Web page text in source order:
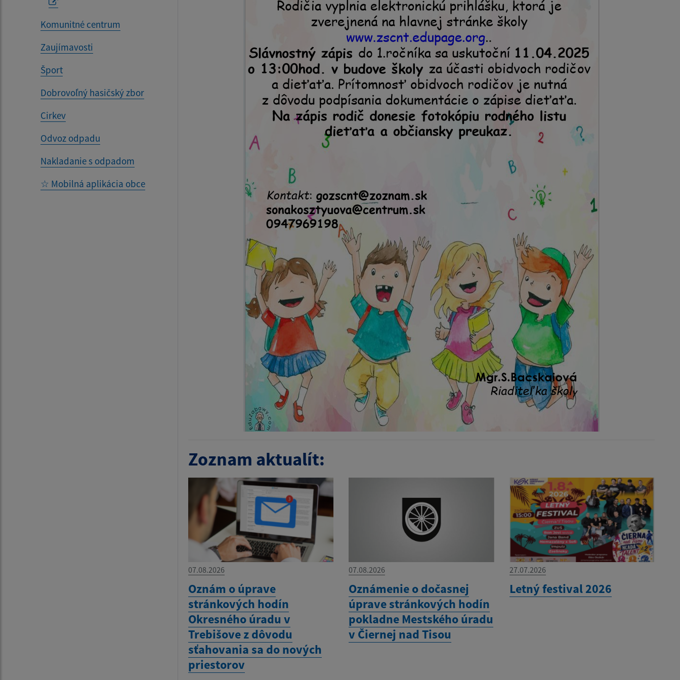
Komunitné centrum
Zaujímavosti
Šport
Dobrovoľný hasičský zbor
Cirkev
Odvoz odpadu
Nakladanie s odpadom
☆ Mobilná aplikácia obce
Zoznam aktualít:
07.08.2026
Oznám o úprave
stránkových hodín
Okresného úradu v
Trebišove z dôvodu
sťahovania sa do nových
priestorov
07.08.2026
Oznámenie o dočasnej
úprave stránkových hodín
pokladne Mestského úradu
v Čiernej nad Tisou
27.07.2026
Letný festival 2026